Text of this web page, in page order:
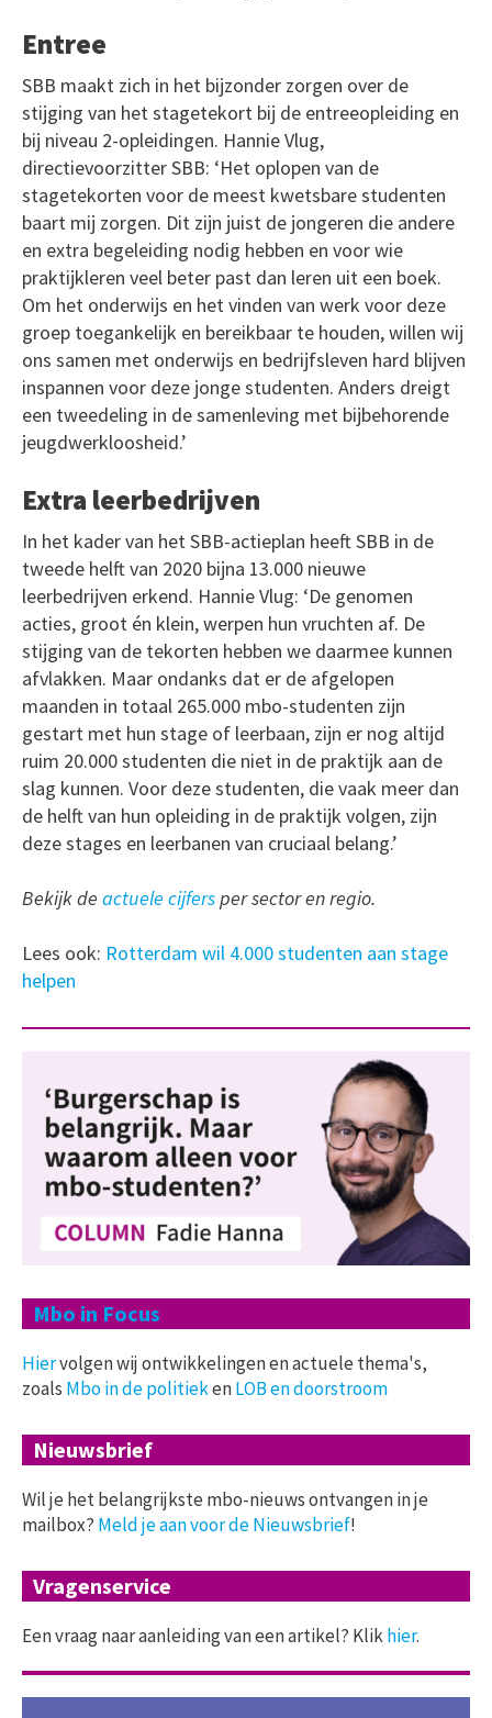
Entree
SBB maakt zich in het bijzonder zorgen over de
stijging van het stagetekort bij de entreeopleiding en
bij niveau 2-opleidingen. Hannie Vlug,
directievoorzitter SBB: ‘Het oplopen van de
stagetekorten voor de meest kwetsbare studenten
baart mij zorgen. Dit zijn juist de jongeren die andere
en extra begeleiding nodig hebben en voor wie
praktijkleren veel beter past dan leren uit een boek.
Om het onderwijs en het vinden van werk voor deze
groep toegankelijk en bereikbaar te houden, willen wij
ons samen met onderwijs en bedrijfsleven hard blijven
inspannen voor deze jonge studenten. Anders dreigt
een tweedeling in de samenleving met bijbehorende
jeugdwerkloosheid.’
Extra leerbedrijven
In het kader van het SBB-actieplan heeft SBB in de
tweede helft van 2020 bijna 13.000 nieuwe
leerbedrijven erkend. Hannie Vlug: ‘De genomen
acties, groot én klein, werpen hun vruchten af. De
stijging van de tekorten hebben we daarmee kunnen
afvlakken. Maar ondanks dat er de afgelopen
maanden in totaal 265.000 mbo-studenten zijn
gestart met hun stage of leerbaan, zijn er nog altijd
ruim 20.000 studenten die niet in de praktijk aan de
slag kunnen. Voor deze studenten, die vaak meer dan
de helft van hun opleiding in de praktijk volgen, zijn
deze stages en leerbanen van cruciaal belang.’
Bekijk de actuele cijfersper sector en regio.
Lees ook: Rotterdam wil 4.000 studenten aan stage
helpen
Mbo in Focus
Hiervolgen wij ontwikkelingen en actuele thema's,
zoals Mbo in de politiekenLOB en doorstroom
Nieuwsbrief
Wil je het belangrijkste mbo-nieuws ontvangen in je
mailbox? Meld je aan voor de Nieuwsbrief!
Vragenservice
Een vraag naar aanleiding van een artikel? Klikhier.